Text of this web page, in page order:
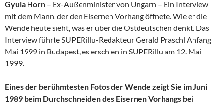
Gyula Horn – Ex-Außenminister von Ungarn – Ein Interview
mit dem Mann, der den Eisernen Vorhang öffnete. Wie er die
Wende heute sieht, was er über die Ostdeutschen denkt. Das
Interview führte SUPERillu-Redakteur Gerald Praschl Anfang
Mai 1999 in Budapest, es erschien in SUPERillu am 12. Mai
1999.
Eines der berühmtesten Fotos der Wende zeigt Sie im Juni
1989 beim Durchschneiden des Eisernen Vorhangs bei